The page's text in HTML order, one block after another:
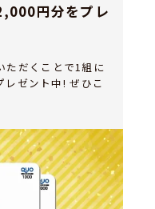
円分をプレ
ただくことで1組に
ゼント中! ぜひこ